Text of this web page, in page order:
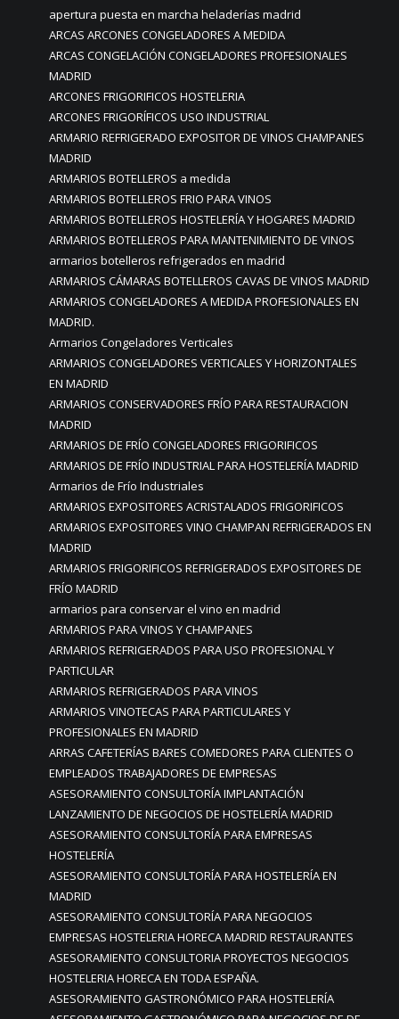
apertura puesta en marcha heladerías madrid
ARCAS ARCONES CONGELADORES A MEDIDA
ARCAS CONGELACIÓN CONGELADORES PROFESIONALES
MADRID
ARCONES FRIGORIFICOS HOSTELERIA
ARCONES FRIGORÍFICOS USO INDUSTRIAL
ARMARIO REFRIGERADO EXPOSITOR DE VINOS CHAMPANES
MADRID
ARMARIOS BOTELLEROS a medida
ARMARIOS BOTELLEROS FRIO PARA VINOS
ARMARIOS BOTELLEROS HOSTELERÍA Y HOGARES MADRID
ARMARIOS BOTELLEROS PARA MANTENIMIENTO DE VINOS
armarios botelleros refrigerados en madrid
ARMARIOS CÁMARAS BOTELLEROS CAVAS DE VINOS MADRID
ARMARIOS CONGELADORES A MEDIDA PROFESIONALES EN
MADRID.
Armarios Congeladores Verticales
ARMARIOS CONGELADORES VERTICALES Y HORIZONTALES
EN MADRID
ARMARIOS CONSERVADORES FRÍO PARA RESTAURACION
MADRID
ARMARIOS DE FRÍO CONGELADORES FRIGORIFICOS
ARMARIOS DE FRÍO INDUSTRIAL PARA HOSTELERÍA MADRID
Armarios de Frío Industriales
ARMARIOS EXPOSITORES ACRISTALADOS FRIGORIFICOS
ARMARIOS EXPOSITORES VINO CHAMPAN REFRIGERADOS EN
MADRID
ARMARIOS FRIGORIFICOS REFRIGERADOS EXPOSITORES DE
FRÍO MADRID
armarios para conservar el vino en madrid
ARMARIOS PARA VINOS Y CHAMPANES
ARMARIOS REFRIGERADOS PARA USO PROFESIONAL Y
PARTICULAR
ARMARIOS REFRIGERADOS PARA VINOS
ARMARIOS VINOTECAS PARA PARTICULARES Y
PROFESIONALES EN MADRID
ARRAS CAFETERÍAS BARES COMEDORES PARA CLIENTES O
EMPLEADOS TRABAJADORES DE EMPRESAS
ASESORAMIENTO CONSULTORÍA IMPLANTACIÓN
LANZAMIENTO DE NEGOCIOS DE HOSTELERÍA MADRID
ASESORAMIENTO CONSULTORÍA PARA EMPRESAS
HOSTELERÍA
ASESORAMIENTO CONSULTORÍA PARA HOSTELERÍA EN
MADRID
ASESORAMIENTO CONSULTORÍA PARA NEGOCIOS
EMPRESAS HOSTELERIA HORECA MADRID RESTAURANTES
ASESORAMIENTO CONSULTORIA PROYECTOS NEGOCIOS
HOSTELERIA HORECA EN TODA ESPAÑA.
ASESORAMIENTO GASTRONÓMICO PARA HOSTELERÍA